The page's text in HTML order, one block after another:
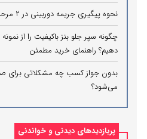
نحوه پیگیری جریمه دوربینی در ۲ مرحله
چگونه سپر جلو بنز باکیفیت را از
دهیم؟ راهنمای خرید مطمئن
بدون جواز کسب چه مشکلاتی برای
می‌شود؟
پربازدیدهای دیدنی و خواندنی